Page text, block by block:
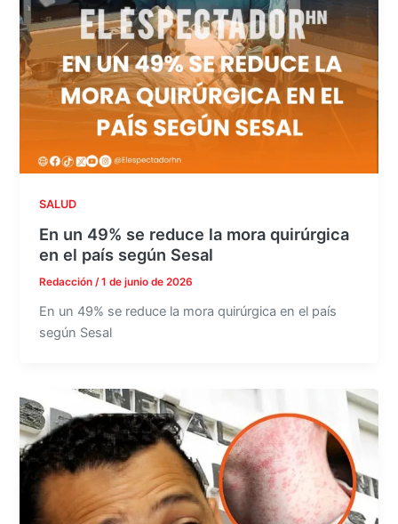
SALUD
En un 49% se reduce la mora quirúrgica
en el país según Sesal
Redacción/1 de junio de 2026
En un 49% se reduce la mora quirúrgica en el país
según Sesal